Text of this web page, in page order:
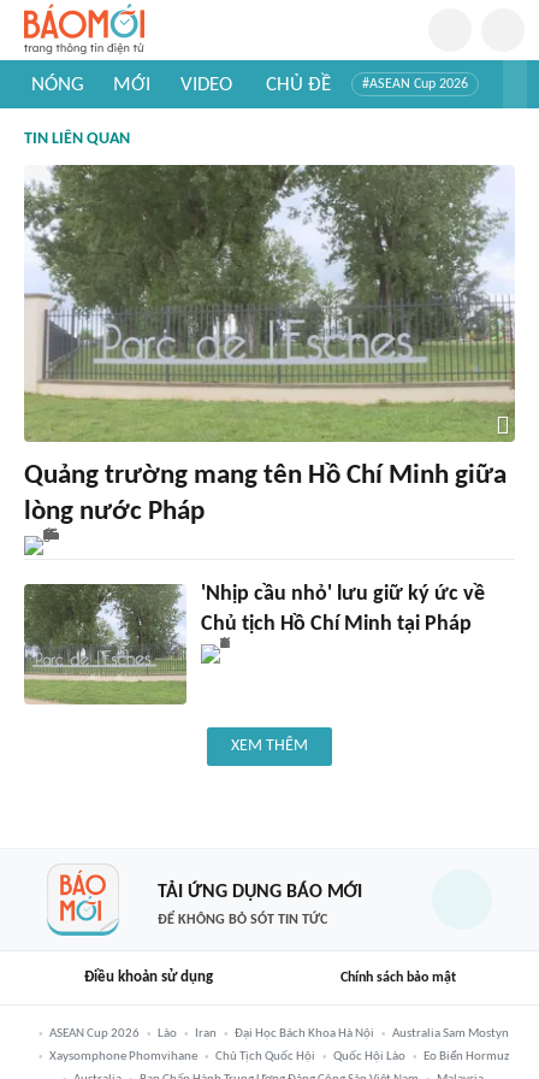
NÓNG MỚI VIDEO CHỦ ĐỀ #ASEAN Cup 2026
#Khám phá thế giới
TIN LIÊN QUAN
Quảng trường mang tên Hồ Chí Minh giữa
lòng nước Pháp
'Nhịp cầu nhỏ' lưu giữ ký ức về
Chủ tịch Hồ Chí Minh tại Pháp
XEM THÊM
TẢI ỨNG DỤNG BÁO MỚI
ĐỂ KHÔNG BỎ SÓT TIN TỨC
Điều khoản sử dụng Chính sách bảo mật
ASEAN Cup 2026 Lào Iran Đại Học Bách Khoa Hà Nội
Australia Sam Mostyn
Xaysomphone Phomvihane
Chủ Tịch Quốc Hội Quốc Hội Lào
Eo Biển Hormuz